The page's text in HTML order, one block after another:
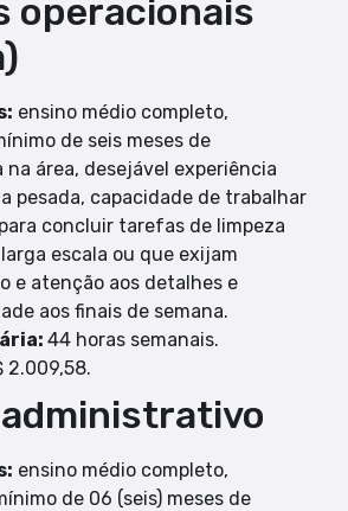
operacionais
ensino médio completo,
de seis meses de
na área, desejável experiência
pesada, capacidade de trabalhar
concluir tarefas de limpeza
escala ou que exijam
e atenção aos detalhes e
aos finais de semana.
44 horas semanais.
2.009,58.
ensino médio completo,
de 06 (seis) meses de